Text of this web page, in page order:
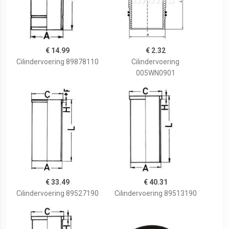
€ 14.99
Cilindervoering 89878110
€ 2.32
Cilindervoering
005WN0901
€ 33.49
Cilindervoering 89527190
€ 40.31
Cilindervoering 89513190